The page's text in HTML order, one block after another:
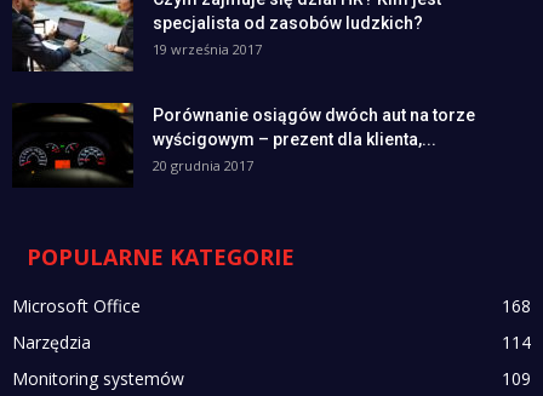
specjalista od zasobów ludzkich?
19 września 2017
Porównanie osiągów dwóch aut na torze
wyścigowym – prezent dla klienta,...
20 grudnia 2017
POPULARNE KATEGORIE
Microsoft Office
168
Narzędzia
114
Monitoring systemów
109